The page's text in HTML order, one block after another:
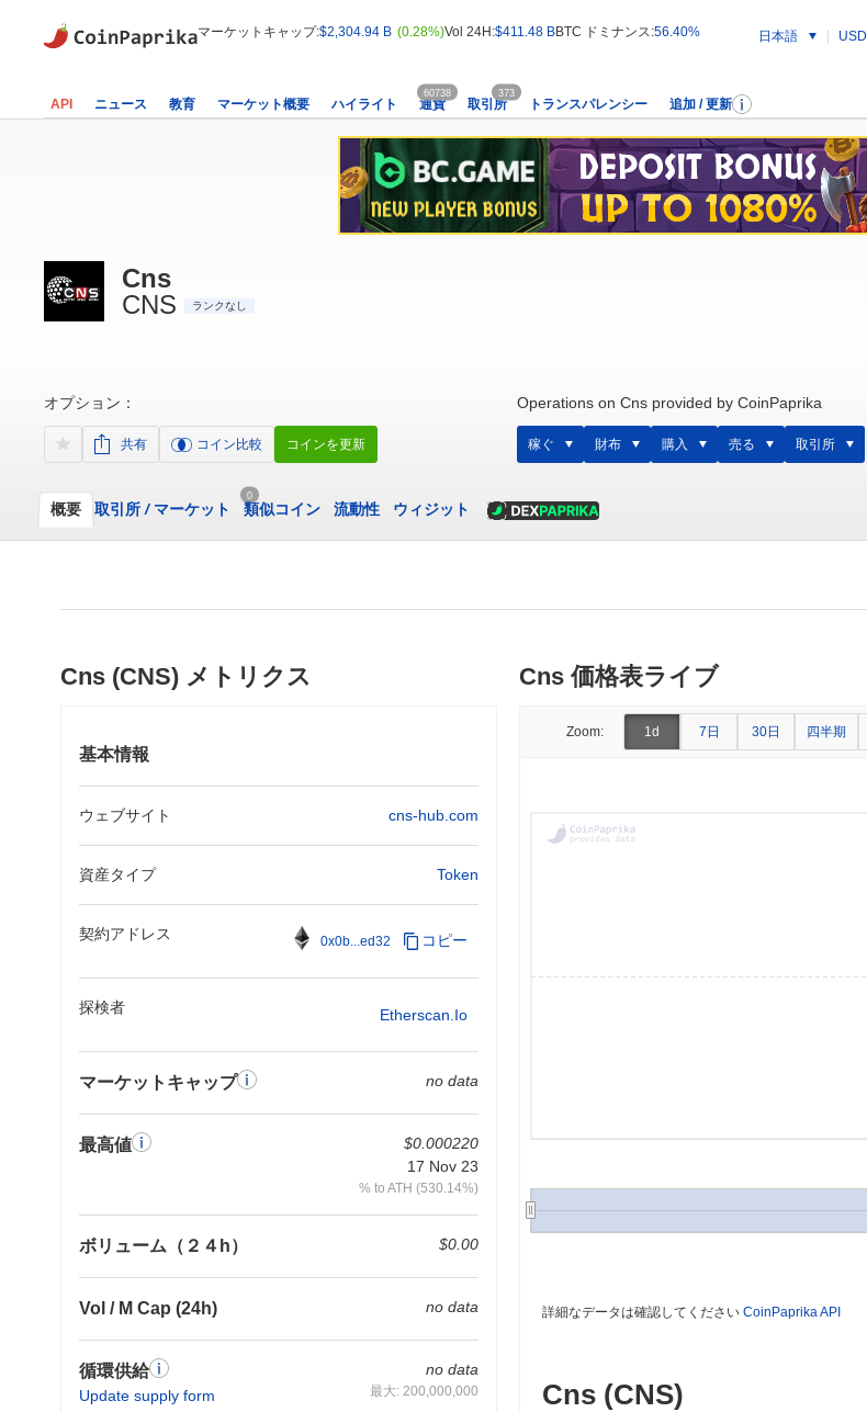
マーケットキャップ:$2,304.94 B (0.28%)Vol 24H:$411.48 BBTC ドミナンス:56.40% 日本語 USD
API ニュース 教育 マーケット概要 ハイライト 通貨
60738
取引所
373
トランスパレンシー 追加 / 更新
Cns
CNS
ランクなし
オプション：
共有 コイン比較 コインを更新
Operations on Cns provided by CoinPaprika
稼ぐ 財布 購入 売る 取引所
概要 取引所 /マーケット
0
類似コイン 流動性 ウィジット
Cns (CNS) メトリクス
基本情報
ウェブサイト cns-hub.com
資産タイプ Token
契約アドレス 0x0b...ed32 コピー
探検者 Etherscan.io
マーケットキャップ no data
最高値
$0.000220
17 Nov 23
% to ATH (530.14%)
ボリューム（２４h） $0.00
Vol / M Cap (24h) no data
循環供給
Update supply form
no data
最大: 200,000,000
Cns 価格表ライブ
Zoom: 1d 7日 30日 四半期
詳細なデータは確認してください CoinPaprika API
Cns (CNS)